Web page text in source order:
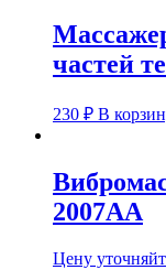
частей
230 ₽ В
2007AA
Цену